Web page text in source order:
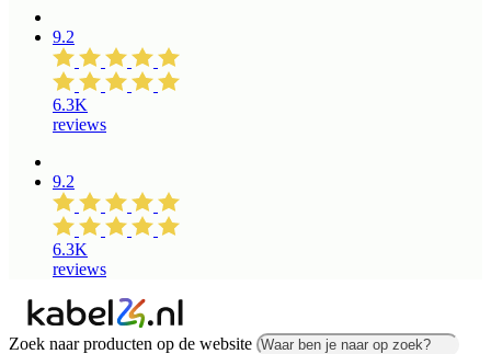
9.2
6.3K
reviews
9.2
6.3K
reviews
Zoek naar producten op de website